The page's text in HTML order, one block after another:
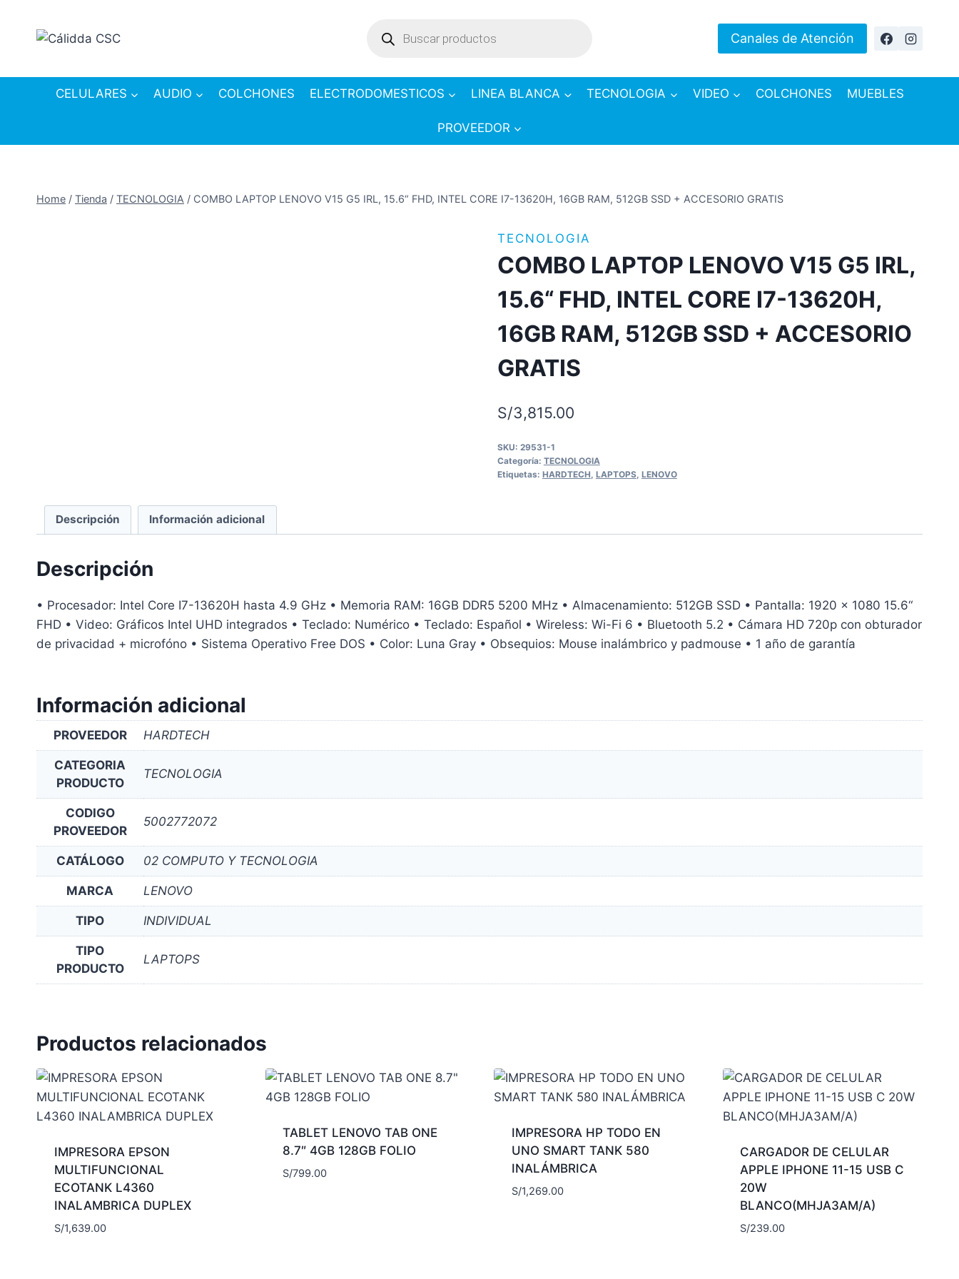
search
Canales de Atención
CELULARES AUDIO COLCHONES ELECTRODOMESTICOS LINEA BLANCA TECNOLOGIA VIDEO COLCHONES MUEBLES
PROVEEDOR
Home / Tienda / TECNOLOGIA / COMBO LAPTOP LENOVO V15 G5 IRL, 15.6“ FHD, INTEL CORE I7-13620H, 16GB RAM, 512GB SSD + ACCESORIO GRATIS
TECNOLOGIA
COMBO LAPTOP LENOVO V15 G5 IRL,
15.6“ FHD, INTEL CORE I7-13620H,
16GB RAM, 512GB SSD + ACCESORIO
GRATIS
S/3,815.00
SKU: 29531-1
Categoría: TECNOLOGIA
Etiquetas: HARDTECH LAPTOPS, LENOVO
Descripción Información adicional
Descripción
• Procesador: Intel Core I7-13620H hasta 4.9 GHz • Memoria RAM: 16GB DDR5 5200 MHz • Almacenamiento: 512GB SSD • Pantalla: 1920 x 1080 15.6“
FHD • Video: Gráficos Intel UHD integrados • Teclado: Numérico • Teclado: Español • Wireless: Wi-Fi 6 • Bluetooth 5.2 • Cámara HD 720p con obturador
de privacidad + microfóno • Sistema Operativo Free DOS • Color: Luna Gray • Obsequios: Mouse inalámbrico y padmouse • 1 año de garantía
Información adicional
PROVEEDOR HARDTECH
CATEGORIA
PRODUCTO
TECNOLOGIA
CODIGO
PROVEEDOR
5002772072
CATÁLOGO 02 COMPUTO Y TECNOLOGIA
MARCA LENOVO
TIPO INDIVIDUAL
TIPO
PRODUCTO
LAPTOPS
Productos relacionados
IMPRESORA EPSON
MULTIFUNCIONAL
ECOTANK L4360
INALAMBRICA DUPLEX
S/1,639.00
TABLET LENOVO TAB ONE
8.7″ 4GB 128GB FOLIO
S/799.00
IMPRESORA HP TODO EN
UNO SMART TANK 580
INALÁMBRICA
S/1,269.00
CARGADOR DE CELULAR
APPLE IPHONE 11-15 USB C
20W
BLANCO(MHJA3AM/A)
S/239.00